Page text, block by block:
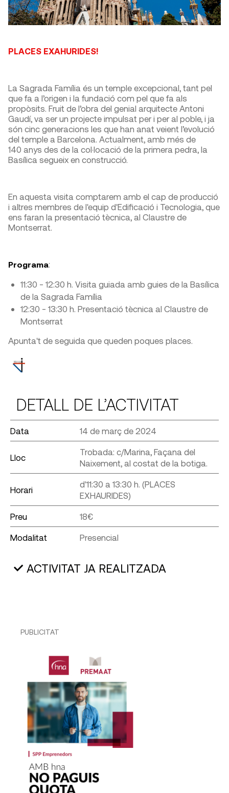
PLACES EXAHURIDES!
La Sagrada Família és un temple excepcional, tant pel
que fa a l’origen i la fundació com pel que fa als
propòsits. Fruit de l’obra del genial arquitecte Antoni
Gaudí, va ser un projecte impulsat per i per al poble, i ja
són cinc generacions les que han anat veient l’evolució
del temple a Barcelona. Actualment, amb més de
140 anys des de la col·locació de la primera pedra, la
Basílica segueix en construcció.
En aquesta visita comptarem amb el cap de producció
i altres membres de l'equip d'Edificació i Tecnologia, que
ens faran la presentació tècnica, al Claustre de
Montserrat.
Programa:
11:30 - 12:30 h. Visita guiada amb guies de la Basílica
de la Sagrada Família
12:30 - 13:30 h. Presentació tècnica al Claustre de
Montserrat
Apunta't de seguida que queden poques places.
DETALL DE L’ACTIVITAT
Data 14 de març de 2024
Lloc
Trobada: c/Marina, Façana del
Naixement, al costat de la botiga.
Horari
d'11:30 a 13:30 h. (PLACES
EXHAURIDES)
Preu 18€
Modalitat Presencial
ACTIVITAT JA REALITZADA
PUBLICITAT